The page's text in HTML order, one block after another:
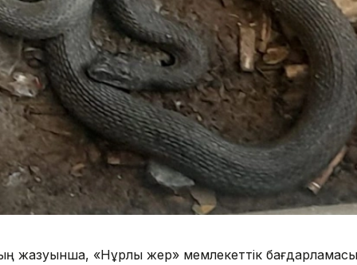
жазуынша, «Нұрлы жер» мемлекеттік бағдарламасы